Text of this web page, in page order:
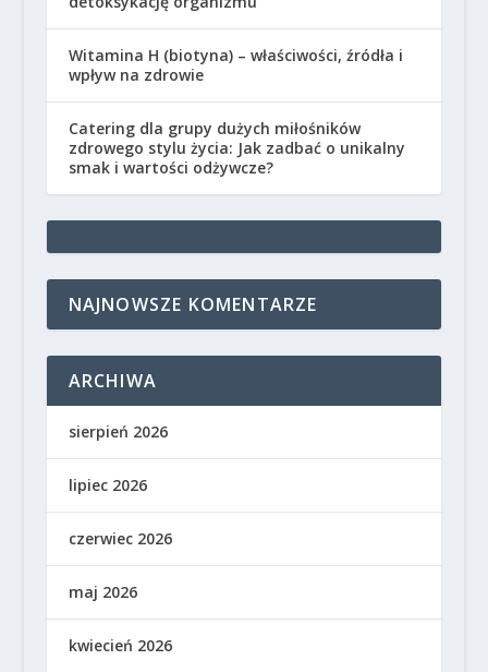
Witamina H (biotyna) – właściwości, źródła i
wpływ na zdrowie
Catering dla grupy dużych miłośników
zdrowego stylu życia: Jak zadbać o unikalny
smak i wartości odżywcze?
NAJNOWSZE KOMENTARZE
ARCHIWA
sierpień 2026
lipiec 2026
czerwiec 2026
maj 2026
kwiecień 2026